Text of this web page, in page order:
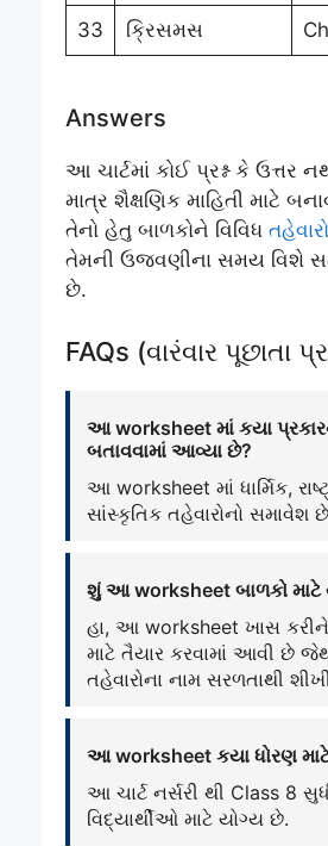
33 ક્રિસમસ
Answers
આ ચાર્ટમાં કોઈ પ્રશ્ન કે ઉત્તર
માત્ર શૈક્ષણિક માહિતી માટે
તેનો હેતુ બાળકોને વિવિધ તહેવારો
તેમની ઉજવણીના સમય વિશે
છે.
FAQs (વારંવાર પૂછાતા
આ worksheet માં કયા
બતાવવામાં આવ્યા છે?
આ worksheet માં ધાર્મિક,
સાંસ્કૃતિક તહેવારોનો સમાવેશ
શું આ worksheet બાળકો માટે
હા, આ worksheet ખાસ કરીને
માટે તૈયાર કરવામાં આવી છે
તહેવારોના નામ સરળતાથી
આ worksheet કયા ધોરણ
આ ચાર્ટ નર્સરી થી Class 8
વિદ્યાર્થીઓ માટે યોગ્ય છે.